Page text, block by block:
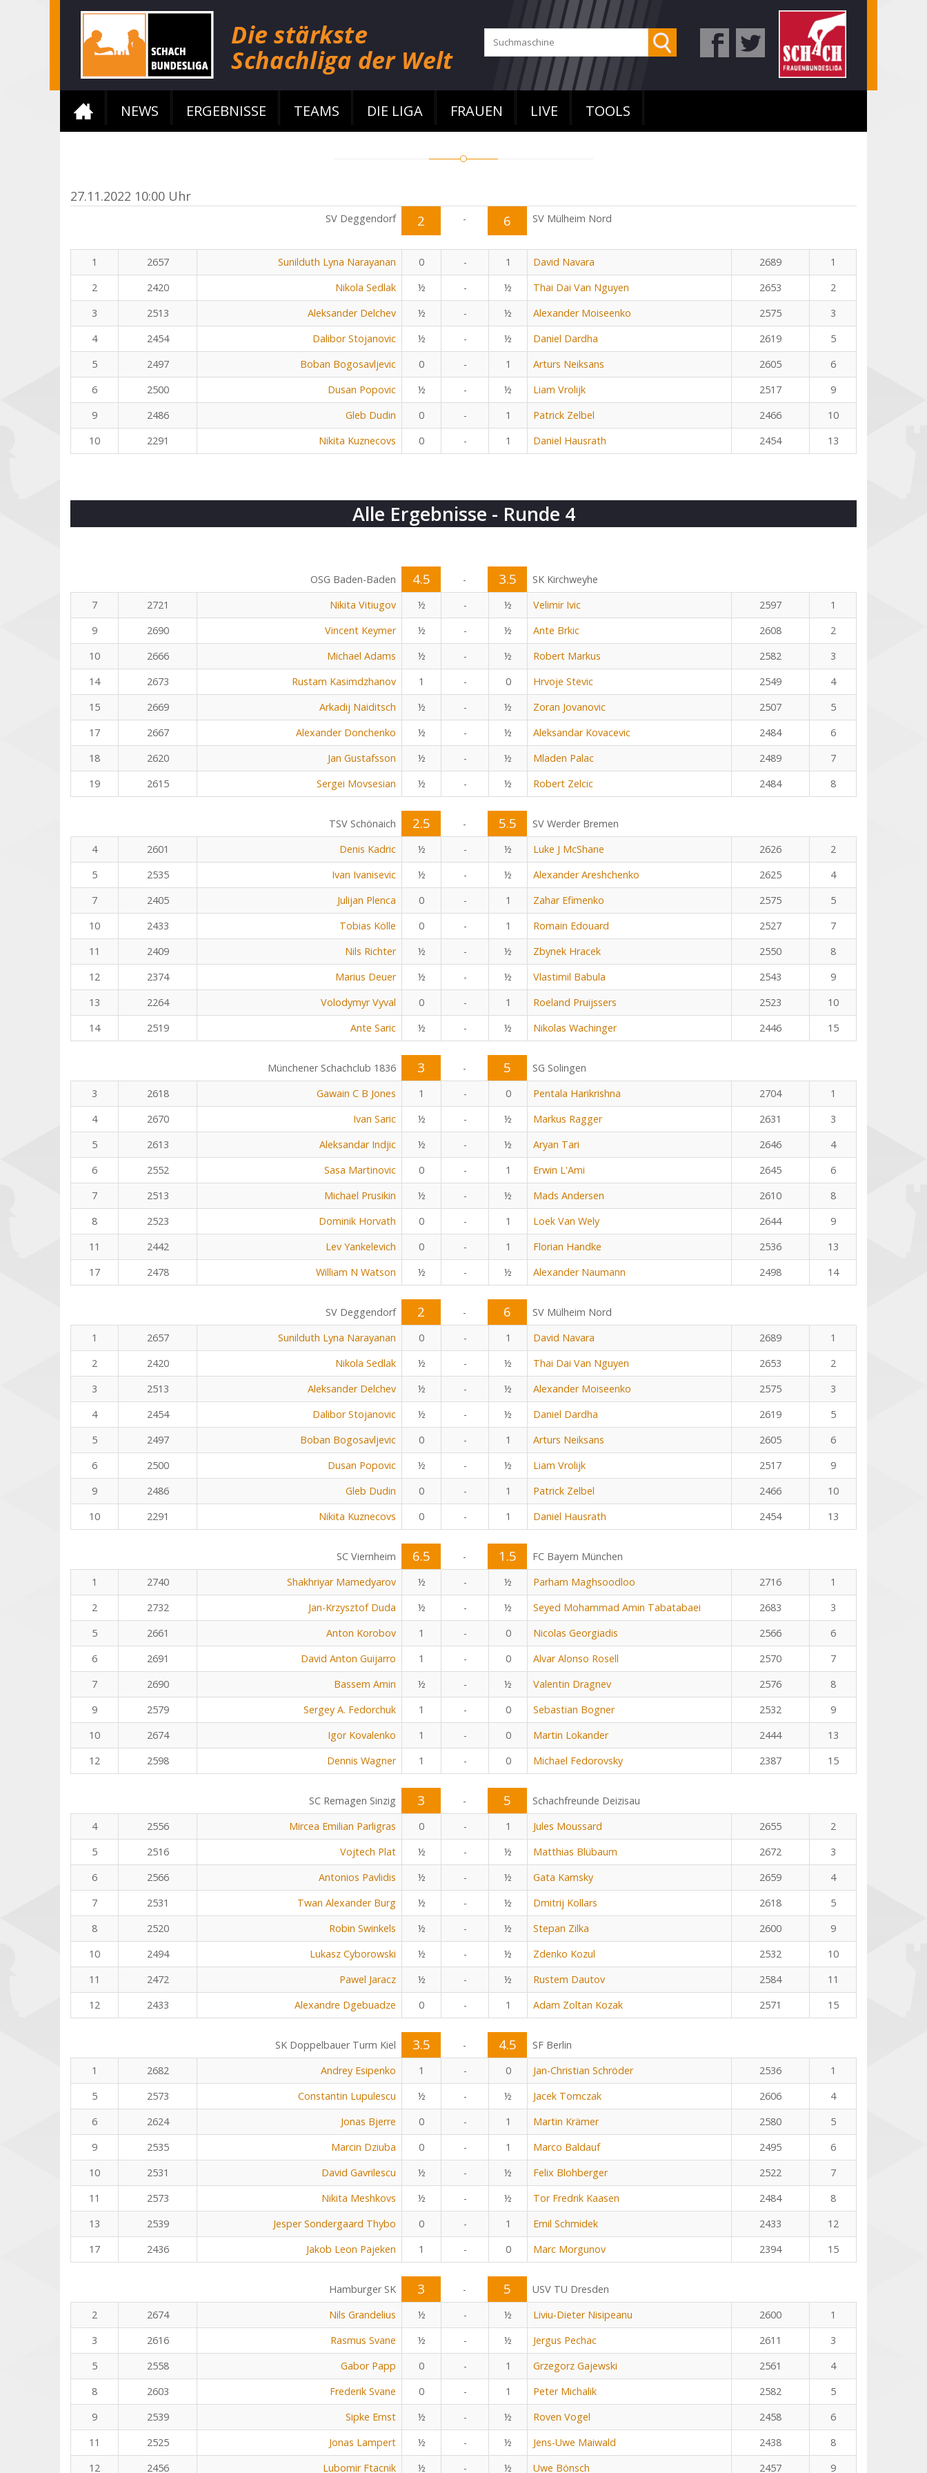
NEWS ERGEBNISSE TEAMS DIE LIGA FRAUEN LIVE TOOLS
27.11.2022 10:00 Uhr
SV Deggendorf 2 - 6 SV Mülheim Nord
1 2657 Sunilduth Lyna Narayanan 0 - 1 David Navara 2689
1
2
2420 Nikola Sedlak ½ - ½ Thai Dai Van Nguyen 2653
2
3
2513 Aleksander Delchev ½ - ½ Alexander Moiseenko 2575
3
4
2454 Dalibor Stojanovic ½ - ½ Daniel Dardha 2619
5
5
2497 Boban Bogosavljevic 0 - 1 Arturs Neiksans 2605
6
6
2500 Dusan Popovic ½ - ½ Liam Vrolijk 2517
9
9
2486 Gleb Dudin 0 - 1 Patrick Zelbel 2466
10
10
2291 Nikita Kuznecovs 0 - 1 Daniel Hausrath 2454 13
Alle Ergebnisse - Runde 4
OSG Baden-Baden 4.5 - 3.5
SK Kirchweyhe
7
2721 Nikita Vitiugov ½ - ½ Velimir Ivic 2597
1
9
2690 Vincent Keymer ½ - ½ Ante Brkic 2608
2
10
2666 Michael Adams ½ - ½ Robert Markus 2582
3
14
2673 Rustam Kasimdzhanov 1 - 0 Hrvoje Stevic 2549
4
15
2669 Arkadij Naiditsch ½ - ½ Zoran Jovanovic 2507
5
17
2667 Alexander Donchenko ½ - ½ Aleksandar Kovacevic 2484
6
18
2620 Jan Gustafsson ½ - ½ Mladen Palac 2489
7
19
2615 Sergei Movsesian ½ - ½ Robert Zelcic 2484 8
TSV Schönaich 2.5 - 5.5
SV Werder Bremen
4
2601 Denis Kadric ½ - ½ Luke J McShane 2626
2
5
2535 Ivan Ivanisevic ½ - ½ Alexander Areshchenko 2625
4
7
2405 Julijan Plenca 0 - 1 Zahar Efimenko 2575
5
10
2433 Tobias Kölle 0 - 1 Romain Edouard 2527
7
11
2409 Nils Richter ½ - ½ Zbynek Hracek 2550
8
12
2374 Marius Deuer ½ - ½ Vlastimil Babula 2543
9
13
2264 Volodymyr Vyval 0 - 1 Roeland Pruijssers 2523
10
14
2519 Ante Saric ½ - ½ Nikolas Wachinger 2446 15
Münchener Schachclub 1836 3 - 5
SG Solingen
3
2618 Gawain C B Jones 1 - 0 Pentala Harikrishna 2704
1
4
2670 Ivan Saric ½ - ½ Markus Ragger 2631
3
5
2613 Aleksandar Indjic ½ - ½ Aryan Tari 2646
4
6
2552 Sasa Martinovic 0 - 1 Erwin L'Ami 2645
6
7
2513 Michael Prusikin ½ - ½ Mads Andersen 2610
8
8
2523 Dominik Horvath 0 - 1 Loek Van Wely 2644
9
11
2442 Lev Yankelevich 0 - 1 Florian Handke 2536
13
17
2478 William N Watson ½ - ½ Alexander Naumann 2498 14
SV Deggendorf 2 - 6
SV Mülheim Nord
1
2657 Sunilduth Lyna Narayanan 0 - 1 David Navara 2689
1
2
2420 Nikola Sedlak ½ - ½ Thai Dai Van Nguyen 2653
2
3
2513 Aleksander Delchev ½ - ½ Alexander Moiseenko 2575
3
4
2454 Dalibor Stojanovic ½ - ½ Daniel Dardha 2619
5
5
2497 Boban Bogosavljevic 0 - 1 Arturs Neiksans 2605
6
6
2500 Dusan Popovic ½ - ½ Liam Vrolijk 2517
9
9
2486 Gleb Dudin 0 - 1 Patrick Zelbel 2466
10
10
2291 Nikita Kuznecovs 0 - 1 Daniel Hausrath 2454 13
SC Viernheim 6.5 - 1.5
FC Bayern München
1
2740 Shakhriyar Mamedyarov ½ - ½ Parham Maghsoodloo 2716
1
2
2732 Jan-Krzysztof Duda ½ - ½ Seyed Mohammad Amin Tabatabaei 2683
3
5
2661 Anton Korobov 1 - 0 Nicolas Georgiadis 2566
6
6
2691 David Anton Guijarro 1 - 0 Alvar Alonso Rosell 2570
7
7
2690 Bassem Amin ½ - ½ Valentin Dragnev 2576
8
9
2579 Sergey A. Fedorchuk 1 - 0 Sebastian Bogner 2532
9
10
2674 Igor Kovalenko 1 - 0 Martin Lokander 2444
13
12
2598 Dennis Wagner 1 - 0 Michael Fedorovsky 2387 15
SC Remagen Sinzig 3 - 5
Schachfreunde Deizisau
4
2556 Mircea Emilian Parligras 0 - 1 Jules Moussard 2655
2
5
2516 Vojtech Plat ½ - ½ Matthias Blübaum 2672
3
6
2566 Antonios Pavlidis ½ - ½ Gata Kamsky 2659
4
7
2531 Twan Alexander Burg ½ - ½ Dmitrij Kollars 2618
5
8
2520 Robin Swinkels ½ - ½ Stepan Zilka 2600
9
10
2494 Lukasz Cyborowski ½ - ½ Zdenko Kozul 2532
10
11
2472 Pawel Jaracz ½ - ½ Rustem Dautov 2584
11
12
2433 Alexandre Dgebuadze 0 - 1 Adam Zoltan Kozak 2571 15
SK Doppelbauer Turm Kiel 3.5 - 4.5
SF Berlin
1
2682 Andrey Esipenko 1 - 0 Jan-Christian Schröder 2536
1
5
2573 Constantin Lupulescu ½ - ½ Jacek Tomczak 2606
4
6
2624 Jonas Bjerre 0 - 1 Martin Krämer 2580
5
9
2535 Marcin Dziuba 0 - 1 Marco Baldauf 2495
6
10
2531 David Gavrilescu ½ - ½ Felix Blohberger 2522
7
11
2573 Nikita Meshkovs ½ - ½ Tor Fredrik Kaasen 2484
8
13
2539 Jesper Sondergaard Thybo 0 - 1 Emil Schmidek 2433
12
17
2436 Jakob Leon Pajeken 1 - 0 Marc Morgunov 2394 15
Hamburger SK 3 - 5
USV TU Dresden
2
2674 Nils Grandelius ½ - ½ Liviu-Dieter Nisipeanu 2600
1
3
2616 Rasmus Svane ½ - ½ Jergus Pechac 2611
3
5
2558 Gabor Papp 0 - 1 Grzegorz Gajewski 2561
4
8
2603 Frederik Svane 0 - 1 Peter Michalik 2582
5
9
2539 Sipke Ernst ½ - ½ Roven Vogel 2458
6
11
2525 Jonas Lampert ½ - ½ Jens-Uwe Maiwald 2438
8
12
2456 Lubomir Ftacnik ½ - ½ Uwe Bönsch 2457 9